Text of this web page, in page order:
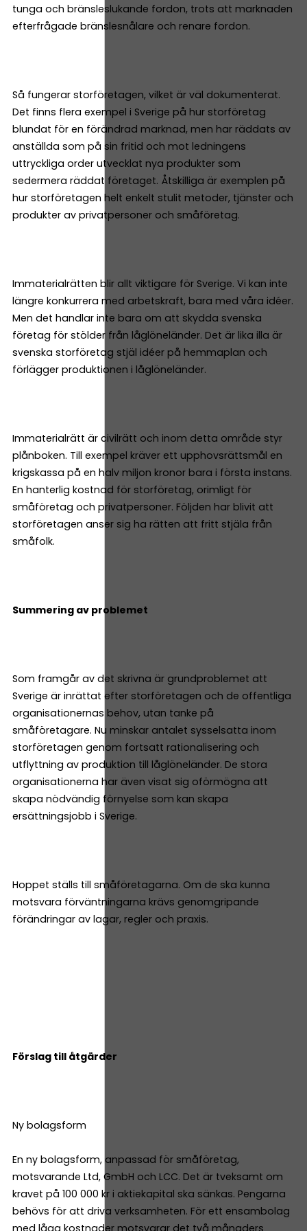
tunga och bränsleslukande fordon, trots att marknaden
efterfrågade bränslesnålare och renare fordon.
Så fungerar storföretagen, vilket är väl dokumenterat.
Det finns flera exempel i Sverige på hur storföretag
blundat för en förändrad marknad, men har räddats av
anställda som på sin fritid och mot ledningens
uttryckliga order utvecklat nya produkter som
sedermera räddat företaget. Åtskilliga är exemplen på
hur storföretagen helt enkelt stulit metoder, tjänster och
produkter av privatpersoner och småföretag.
Immaterialrätten blir allt viktigare för Sverige. Vi kan inte
längre konkurrera med arbetskraft, bara med våra idéer.
Men det handlar inte bara om att skydda svenska
företag för stölder från låglöneländer. Det är lika illa är
svenska storföretag stjäl idéer på hemmaplan och
förlägger produktionen i låglöneländer.
Immaterialrätt är civilrätt och inom detta område styr
plånboken. Till exempel kräver ett upphovsrättsmål en
krigskassa på en halv miljon kronor bara i första instans.
En hanterlig kostnad för storföretag, orimligt för
småföretag och privatpersoner. Följden har blivit att
storföretagen anser sig ha rätten att fritt stjäla från
småfolk.
Summering av problemet
Som framgår av det skrivna är grundproblemet att
Sverige är inrättat efter storföretagen och de offentliga
organisationernas behov, utan tanke på
småföretagare. Nu minskar antalet sysselsatta inom
storföretagen genom fortsatt rationalisering och
utflyttning av produktion till låglöneländer. De stora
organisationerna har även visat sig oförmögna att
skapa nödvändig förnyelse som kan skapa
ersättningsjobb i Sverige.
Hoppet ställs till småföretagarna. Om de ska kunna
motsvara förväntningarna krävs genomgripande
förändringar av lagar, regler och praxis.
Förslag till åtgärder
Ny bolagsform
En ny bolagsform, anpassad för småföretag,
motsvarande Ltd, GmbH och LCC. Det är tveksamt om
kravet på 100 000 kr i aktiekapital ska sänkas. Pengarna
behövs för att driva verksamheten. För ett ensambolag
med låga kostnader motsvarar det två månaders